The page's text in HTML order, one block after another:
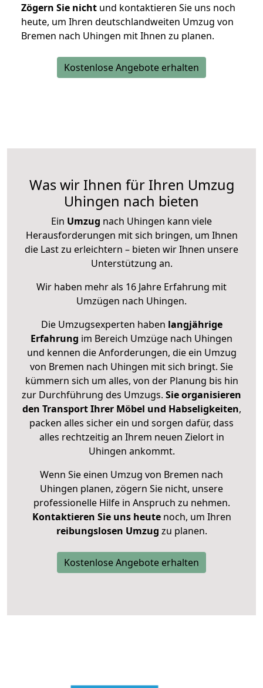
Zögern Sie nicht und kontaktieren Sie uns noch
heute, um Ihren deutschlandweiten Umzug von
Bremen nach Uhingen mit Ihnen zu planen.
Kostenlose Angebote erhalten
Was wir Ihnen für Ihren Umzug
Uhingen nach bieten
Ein Umzug nach Uhingen kann viele
Herausforderungen mit sich bringen, um Ihnen
die Last zu erleichtern – bieten wir Ihnen unsere
Unterstützung an.
Wir haben mehr als 16 Jahre Erfahrung mit
Umzügen nach Uhingen.
Die Umzugsexperten haben langjährige
Erfahrung im Bereich Umzüge nach Uhingen
und kennen die Anforderungen, die ein Umzug
von Bremen nach Uhingen mit sich bringt. Sie
kümmern sich um alles, von der Planung bis hin
zur Durchführung des Umzugs. Sie organisieren
den Transport Ihrer Möbel und Habseligkeiten,
packen alles sicher ein und sorgen dafür, dass
alles rechtzeitig an Ihrem neuen Zielort in
Uhingen ankommt.
Wenn Sie einen Umzug von Bremen nach
Uhingen planen, zögern Sie nicht, unsere
professionelle Hilfe in Anspruch zu nehmen.
Kontaktieren Sie uns heutenoch, um Ihren
reibungslosen Umzug zu planen.
Kostenlose Angebote erhalten